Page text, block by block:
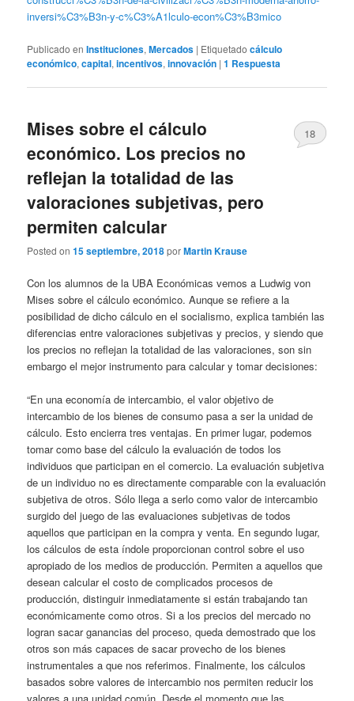
inversi%C3%B3n-y-c%C3%A1lculo-econ%C3%B3mico
Publicado en Instituciones,Mercados | Etiquetado cálculo
económico,capital,incentivos,innovación |1 Respuesta
Mises sobre el cálculo
económico. Los precios no
reflejan la totalidad de las
valoraciones subjetivas, pero
permiten calcular
Posted on15 septiembre, 2018porMartin Krause
18
Con los alumnos de la UBA Económicas vemos a Ludwig von
Mises sobre el cálculo económico. Aunque se refiere a la
posibilidad de dicho cálculo en el socialismo, explica también las
diferencias entre valoraciones subjetivas y precios, y siendo que
los precios no reflejan la totalidad de las valoraciones, son sin
embargo el mejor instrumento para calcular y tomar decisiones:
“En una economía de intercambio, el valor objetivo de
intercambio de los bienes de consumo pasa a ser la unidad de
cálculo. Esto encierra tres ventajas. En primer lugar, podemos
tomar como base del cálculo la evaluación de todos los
individuos que participan en el comercio. La evaluación subjetiva
de un individuo no es directamente comparable con la evaluación
subjetiva de otros. Sólo llega a serlo como valor de intercambio
surgido del juego de las evaluaciones subjetivas de todos
aquellos que participan en la compra y venta. En segundo lugar,
los cálculos de esta índole proporcionan control sobre el uso
apropiado de los medios de producción. Permiten a aquellos que
desean calcular el costo de complicados procesos de
producción, distinguir inmediatamente si están trabajando tan
económicamente como otros. Si a los precios del mercado no
logran sacar ganancias del proceso, queda demostrado que los
otros son más capaces de sacar provecho de los bienes
instrumentales a que nos referimos. Finalmente, los cálculos
basados sobre valores de intercambio nos permiten reducir los